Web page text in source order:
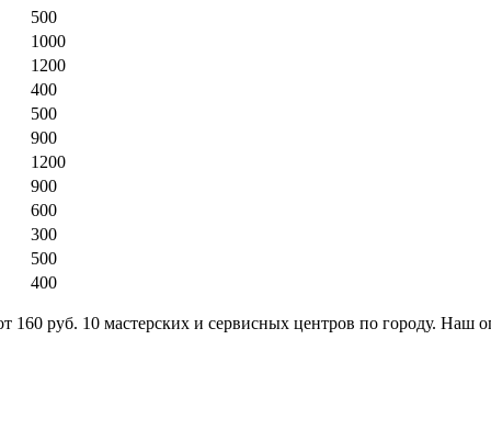
500
1000
1200
400
500
900
1200
900
600
300
500
400
160 руб. 10 мастерских и сервисных центров по городу. Наш